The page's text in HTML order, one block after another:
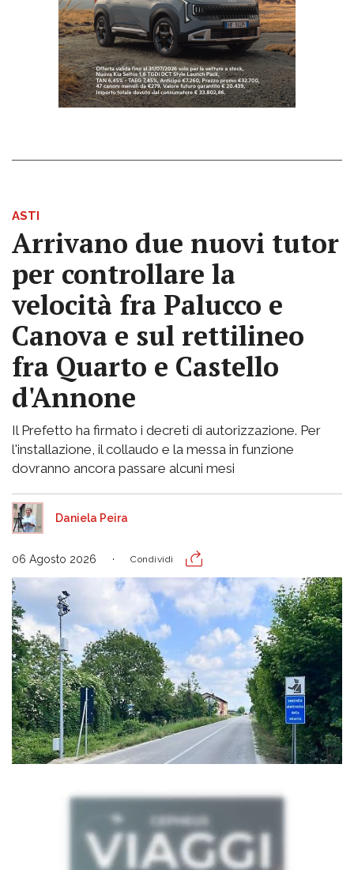
ASTI
Arrivano due nuovi tutor
per controllare la
velocità fra Palucco e
Canova e sul rettilineo
fra Quarto e Castello
d'Annone
Il Prefetto ha firmato i decreti di autorizzazione. Per
l'installazione, il collaudo e la messa in funzione
dovranno ancora passare alcuni mesi
Daniela Peira
06 Agosto 2026 Condividi